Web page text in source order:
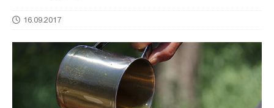
16.09.2017